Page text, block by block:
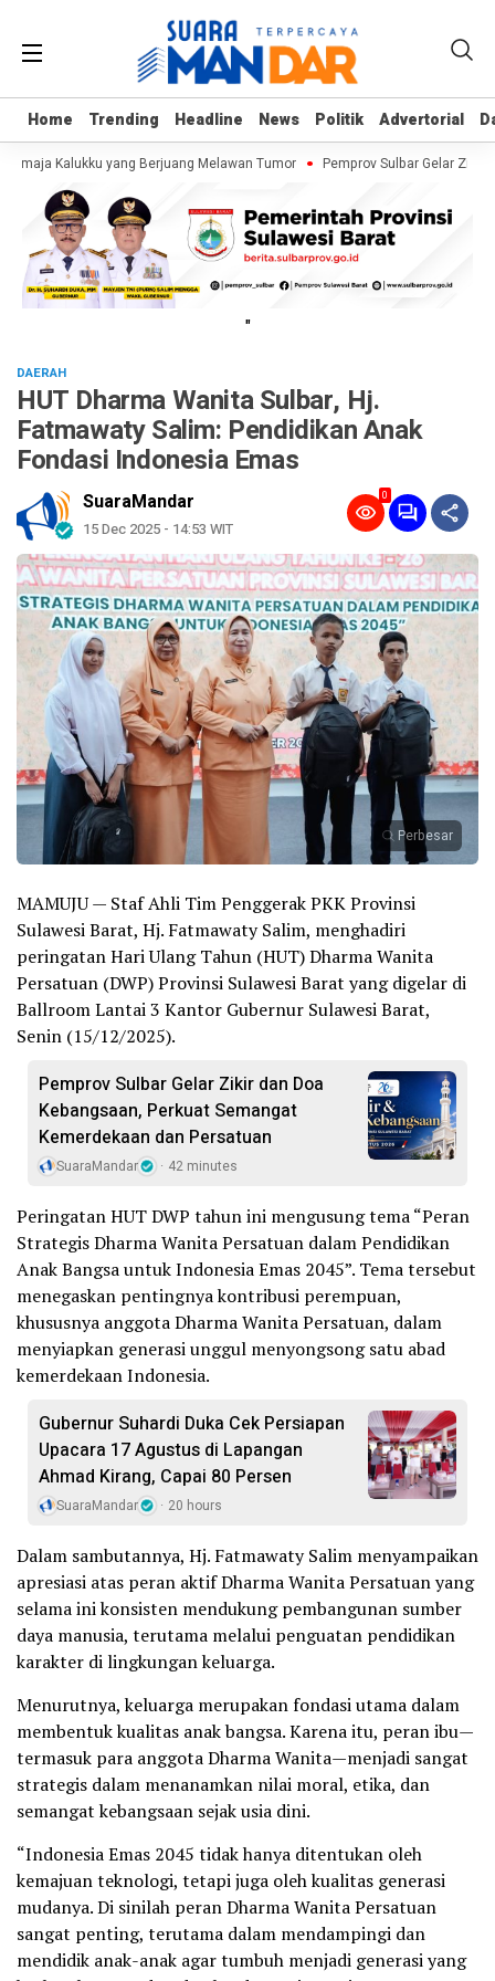
Home Trending Headline News Politik Advertorial
Home Trending Headline News Politik Advertorial
Kalukku yang Berjuang Melawan Tumor Pemprov Sulbar Gelar Zikir
"
DAERAH
HUT Dharma Wanita Sulbar, Hj.
Fatmawaty Salim: Pendidikan Anak
Fondasi Indonesia Emas
SuaraMandar
15 Dec 2025 - 14:53 WIT
0
Perbesar
MAMUJU — Staf Ahli Tim Penggerak PKK Provinsi
Sulawesi Barat, Hj. Fatmawaty Salim, menghadiri
peringatan Hari Ulang Tahun (HUT) Dharma Wanita
Persatuan (DWP) Provinsi Sulawesi Barat yang digelar di
Ballroom Lantai 3 Kantor Gubernur Sulawesi Barat,
Senin (15/12/2025).
Pemprov Sulbar Gelar Zikir dan Doa
Kebangsaan, Perkuat Semangat
Kemerdekaan dan Persatuan
SuaraMandar 42 minutes
Peringatan HUT DWP tahun ini mengusung tema “Peran
Strategis Dharma Wanita Persatuan dalam Pendidikan
Anak Bangsa untuk Indonesia Emas 2045”. Tema tersebut
menegaskan pentingnya kontribusi perempuan,
khususnya anggota Dharma Wanita Persatuan, dalam
menyiapkan generasi unggul menyongsong satu abad
kemerdekaan Indonesia.
Gubernur Suhardi Duka Cek Persiapan
Upacara 17 Agustus di Lapangan
Ahmad Kirang, Capai 80 Persen
SuaraMandar 20 hours
Dalam sambutannya, Hj. Fatmawaty Salim menyampaikan
apresiasi atas peran aktif Dharma Wanita Persatuan yang
selama ini konsisten mendukung pembangunan sumber
daya manusia, terutama melalui penguatan pendidikan
karakter di lingkungan keluarga.
Menurutnya, keluarga merupakan fondasi utama dalam
membentuk kualitas anak bangsa. Karena itu, peran ibu—
termasuk para anggota Dharma Wanita—menjadi sangat
strategis dalam menanamkan nilai moral, etika, dan
semangat kebangsaan sejak usia dini.
“Indonesia Emas 2045 tidak hanya ditentukan oleh
kemajuan teknologi, tetapi juga oleh kualitas generasi
mudanya. Di sinilah peran Dharma Wanita Persatuan
sangat penting, terutama dalam mendampingi dan
mendidik anak-anak agar tumbuh menjadi generasi yang